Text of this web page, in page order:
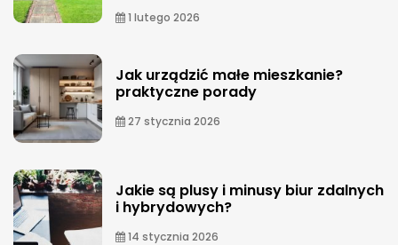
1 lutego 2026
Jak urządzić małe mieszkanie?
praktyczne porady
27 stycznia 2026
Jakie są plusy i minusy biur zdalnych
i hybrydowych?
14 stycznia 2026